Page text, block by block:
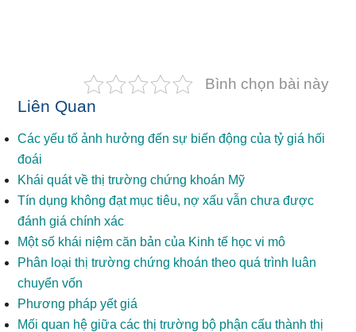
Bình chọn bài này
Liên Quan
Các yếu tố ảnh hưởng đến sự biến động của tỷ giá hối
đoái
Khái quát về thị trường chứng khoán Mỹ
Tín dụng không đạt mục tiêu, nợ xấu vẫn chưa được
đánh giá chính xác
Một số khái niệm căn bản của Kinh tế học vi mô
Phân loại thị trường chứng khoán theo quá trình luân
chuyển vốn
Phương pháp yết giá
Mối quan hệ giữa các thị trường bộ phận cấu thành thị